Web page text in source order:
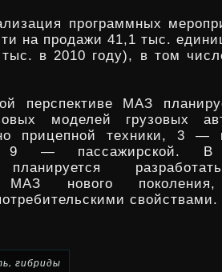
программных
на продажи 41,1 тыс.
тыс. в 2010 году), в том
перспективе МАЗ
моделей грузовых
прицепной техники, 3
9 — пассажирской. В
планируется
МАЗ нового
свойствами.
, гибриды